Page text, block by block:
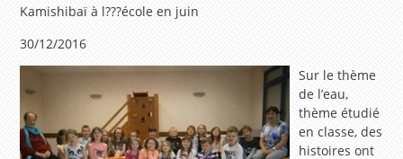
Kamishibaï à l???école en juin
30/12/2016
Sur le thème
de l’eau,
thème étudié
en classe, des
histoires ont